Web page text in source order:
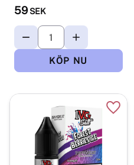
59 SEK